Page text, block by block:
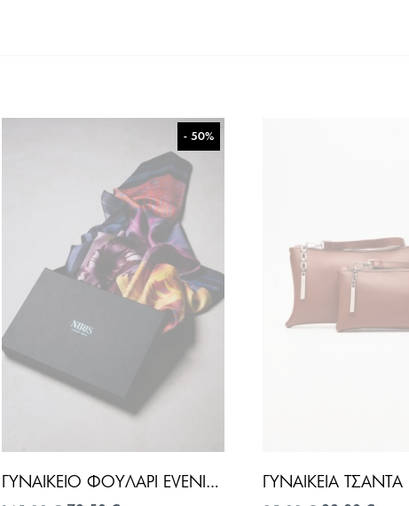
- 50%
ΓΥΝΑΙΚΕΊΟ ΦΟΥΛΆΡΙ EVENING PALMS-ΕΜΠΡΙΜΈ